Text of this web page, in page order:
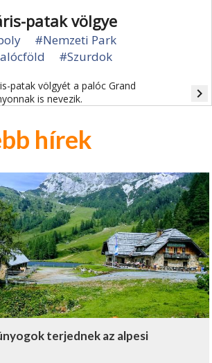
patak völgye
#Nemzeti Park
#Szurdok
patak völgyét a palóc Grand
is nevezik.
navigate_next
hírek
terjednek az alpesi